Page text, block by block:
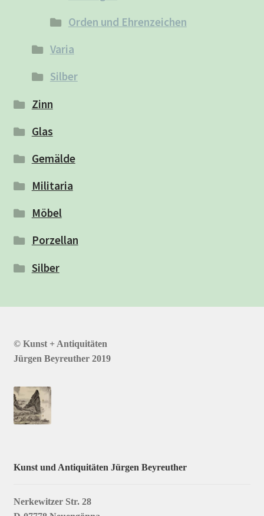
Orden und Ehrenzeichen
Varia
Silber
Zinn
Glas
Gemälde
Militaria
Möbel
Porzellan
Silber
© Kunst + Antiquitäten
Jürgen Beyreuther 2019
Kunst und Antiquitäten Jürgen Beyreuther
Nerkewitzer Str. 28